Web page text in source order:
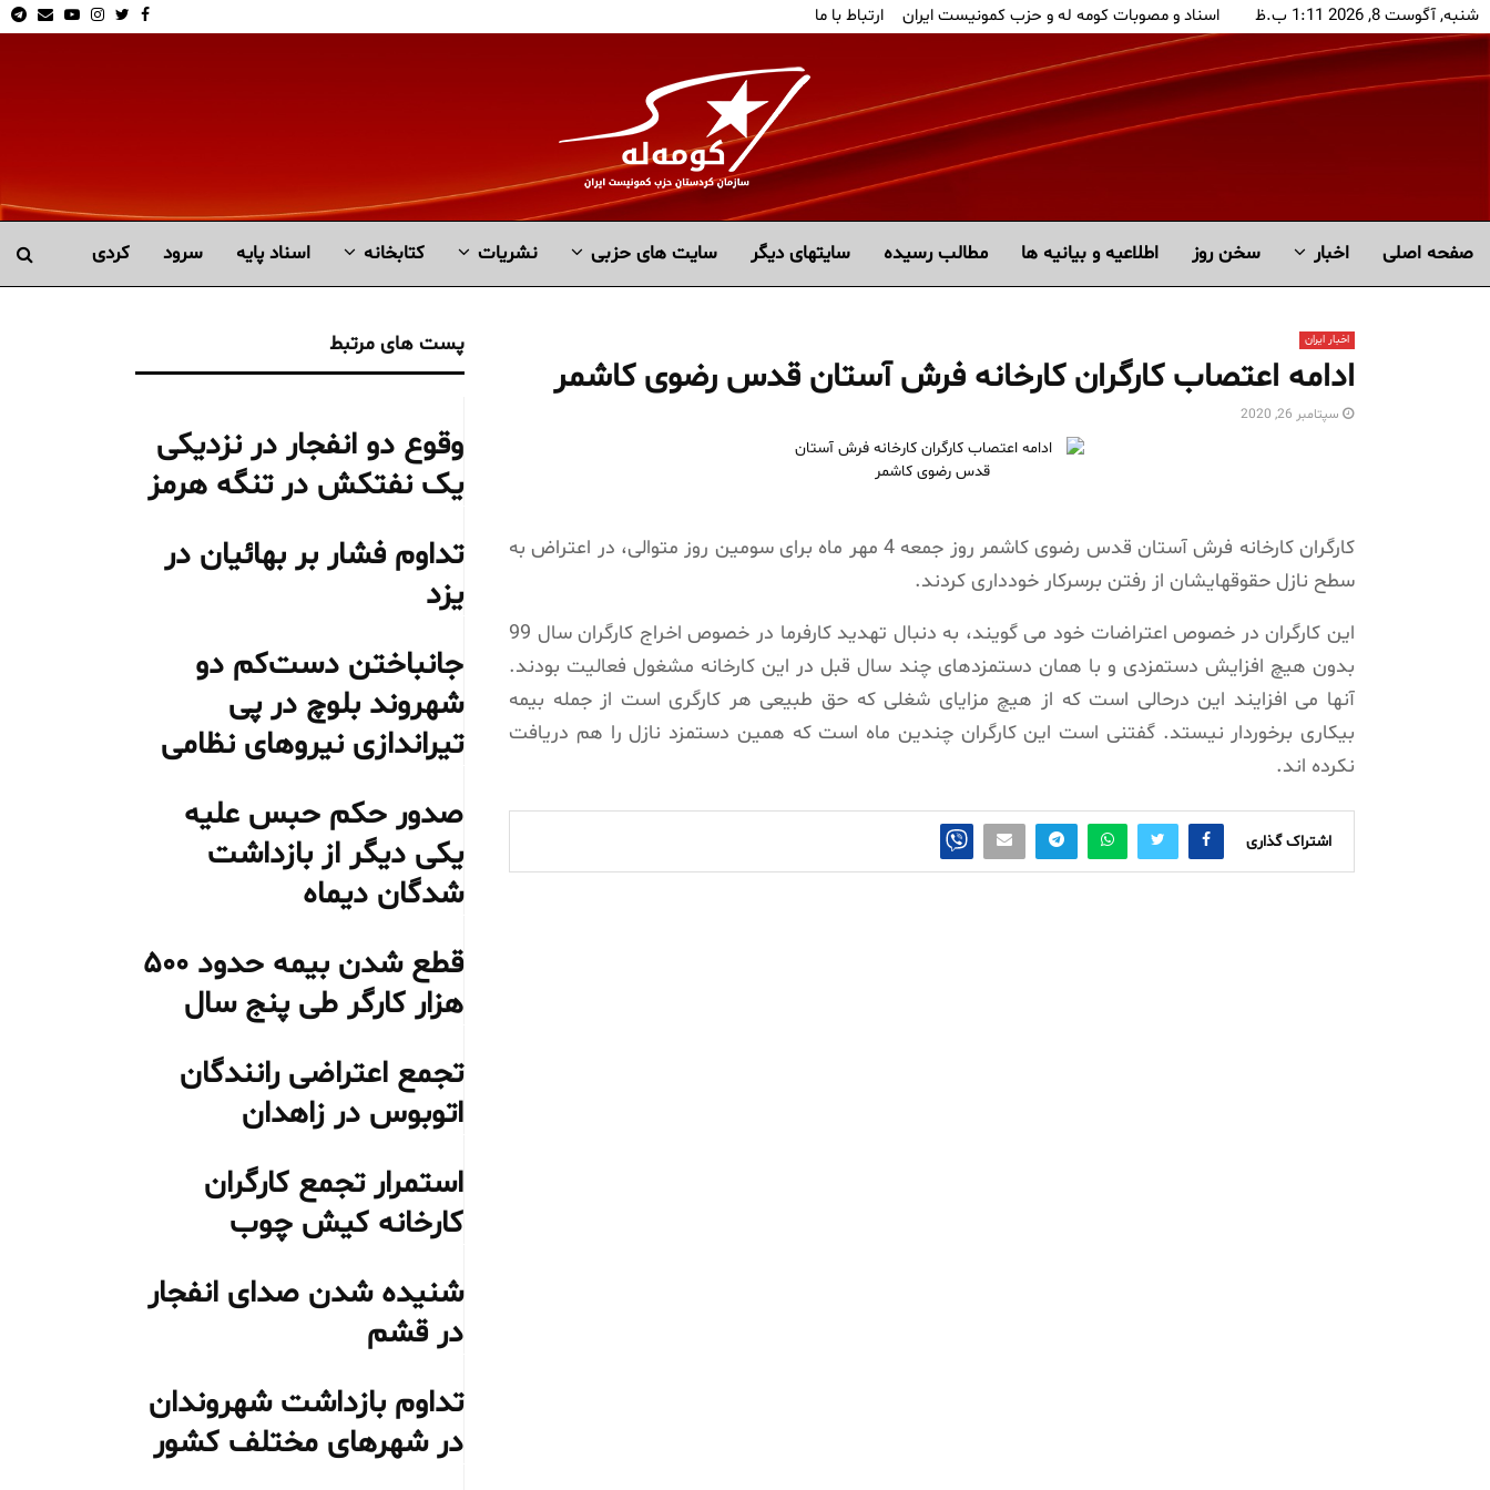
شنبه, آگوست 8, 2026 1:11 ب.ظ اسناد و مصوبات کومه له و حزب کمونیست ایران ارتباط با ما Facebook
Twitter
Instagram
Youtube
Email
صفحه اصلی اخبار سخن روز اطلاعیه و بیانیه ها مطالب رسیده سايتهاى ديگر سایت های حزبی نشریات کتابخانە اسناد پایه سرود کردی
اخبار ایران
ادامه اعتصاب کارگران کارخانه فرش آستان قدس رضوی کاشمر
سپتامبر 26, 2020
کارگران کارخانه فرش آستان قدس رضوی کاشمر روز جمعه 4 مهر ماه برای سومین روز متوالی، در اعتراض به
سطح نازل حقوقهایشان از رفتن برسرکار خودداری کردند.
این کارگران در خصوص اعتراضات خود می گویند، به دنبال تهدید کارفرما در خصوص اخراج کارگران سال 99
بدون هیچ افزایش دستمزدی و با همان دستمزدهای چند سال قبل در این کارخانه مشغول فعالیت بودند.
آنها می افزایند این درحالی است که از هیچ مزایای شغلی که حق طبیعی هر کارگری است از جمله بیمه
بیکاری برخوردار نیستد. گفتنی است این کارگران چندین ماه است که همین دستمزد نازل را هم دریافت
نکرده اند.
اشتراک گذاری
پست های مرتبط
وقوع دو انفجار در نزدیکی
یک نفتکش در تنگه هرمز
تداوم فشار بر بهائیان در
یزد
جانباختن دست‌کم دو
شهروند بلوچ در پی
تیراندازی نیروهای نظامی
صدور حکم حبس علیه
یکی دیگر از بازداشت
شدگان دیماه
قطع شدن بیمه حدود ۵۰۰
هزار کارگر طی پنج سال
تجمع اعتراضی رانندگان
اتوبوس در زاهدان
استمرار تجمع کارگران
کارخانه کیش چوب
شنیده شدن صدای انفجار
در قشم
تداوم بازداشت شهروندان
در شهرهای مختلف کشور